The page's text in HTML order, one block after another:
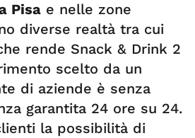
Pisa e nelle zone
diverse realtà tra cui
rende Snack & Drink 2
scelto da un
di aziende è senza
garantita 24 ore su 24.
la possibilità di